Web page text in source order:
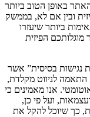
באופן הטוב ביותר
ובין אם לא, בממשק
ביותר שיעזרו
הפיזית
נגישות בסיסית” אשר
התאמה לניווט מקלדת,
אנו מאמינים כי
ועל פי כן,
כך שיוכל להקל את